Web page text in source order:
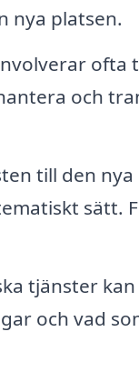
nya platsen.
ofta
och
till den
sätt.
tjänster
och vad